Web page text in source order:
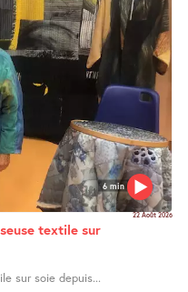
6 min
22 Août 2026
textile sur
sur soie depuis...